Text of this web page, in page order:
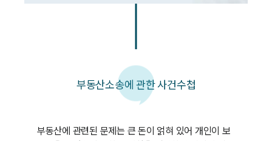
부동산소송에 관한 사건수첩
부동산에 관련된 문제는 큰 돈이 얽혀 있어 개인이 보